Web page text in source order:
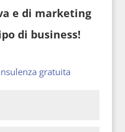
e di marketing
di business!
gratuita